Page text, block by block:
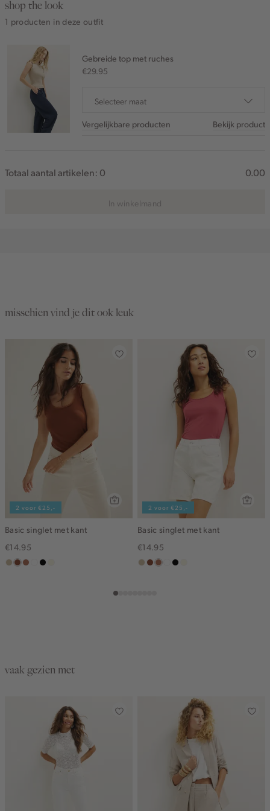
shop the look
1 producten in deze outfit
Gebreide top met ruches
€29.95
Selecteer maat
Vergelijkbare producten Bekijk product
Totaal aantal artikelen: 0 0.00
In winkelmand
misschien vind je dit ook leuk
2 voor €25,-
Basic singlet met kant
€14.95
lichtzand
cognac
terracotta
witzwart
2 voor €25,-
Basic singlet met kant
€14.95
lichtzand
cognac
terracotta
witzwart
vaak gezien met